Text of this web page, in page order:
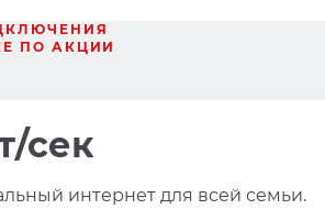
ПО АКЦИИ
сек
интернет для всей семьи.